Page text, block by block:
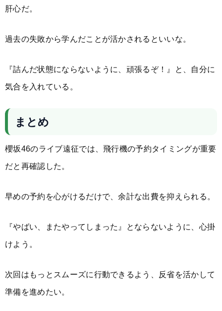
肝心だ。
過去の失敗から学んだことが活かされるといいな。
『詰んだ状態にならないように、頑張るぞ！』と、自分に
気合を入れている。
まとめ
櫻坂46のライブ遠征では、飛行機の予約タイミングが重要
だと再確認した。
早めの予約を心がけるだけで、余計な出費を抑えられる。
『やばい、またやってしまった』とならないように、心掛
けよう。
次回はもっとスムーズに行動できるよう、反省を活かして
準備を進めたい。